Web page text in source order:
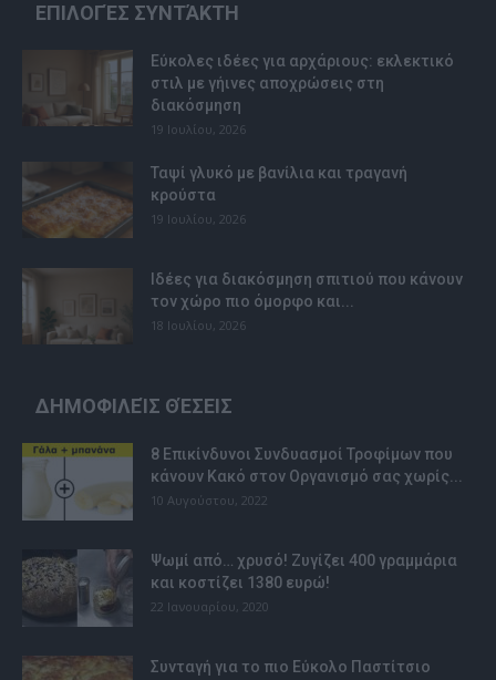
ΕΠΙΛΟΓΈΣ ΣΥΝΤΆΚΤΗ
Εύκολες ιδέες για αρχάριους: εκλεκτικό
στιλ με γήινες αποχρώσεις στη
διακόσμηση
19 Ιουλίου, 2026
Ταψί γλυκό με βανίλια και τραγανή
κρούστα
19 Ιουλίου, 2026
Ιδέες για διακόσμηση σπιτιού που κάνουν
τον χώρο πιο όμορφο και...
18 Ιουλίου, 2026
ΔΗΜΟΦΙΛΕΊΣ ΘΈΣΕΙΣ
8 Επικίνδυνοι Συνδυασμοί Τροφίμων που
κάνουν Κακό στον Οργανισμό σας χωρίς...
10 Αυγούστου, 2022
Ψωμί από… χρυσό! Ζυγίζει 400 γραμμάρια
και κοστίζει 1380 ευρώ!
22 Ιανουαρίου, 2020
Συνταγή για το πιο Εύκολο Παστίτσιο